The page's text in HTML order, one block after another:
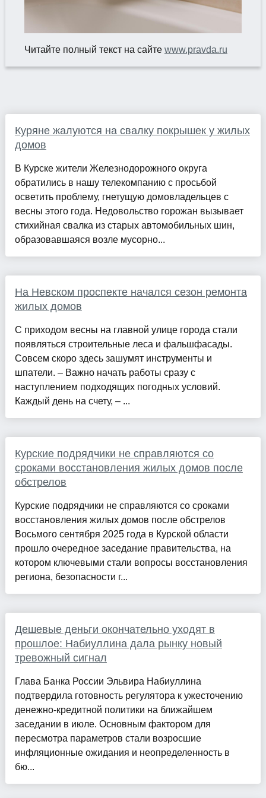
Читайте полный текст на сайте www.pravda.ru
Куряне жалуются на свалку покрышек у жилых
домов
В Курске жители Железнодорожного округа
обратились в нашу телекомпанию с просьбой
осветить проблему, гнетущую домовладельцев с
весны этого года. Недовольство горожан вызывает
стихийная свалка из старых автомобильных шин,
образовавшаяся возле мусорно...
На Невском проспекте начался сезон ремонта
жилых домов
С приходом весны на главной улице города стали
появляться строительные леса и фальшфасады.
Совсем скоро здесь зашумят инструменты и
шпатели. – Важно начать работы сразу с
наступлением подходящих погодных условий.
Каждый день на счету, – ...
Курские подрядчики не справляются со
сроками восстановления жилых домов после
обстрелов
Курские подрядчики не справляются со сроками
восстановления жилых домов после обстрелов
Восьмого сентября 2025 года в Курской области
прошло очередное заседание правительства, на
котором ключевыми стали вопросы восстановления
региона, безопасности г...
Дешевые деньги окончательно уходят в
прошлое: Набиуллина дала рынку новый
тревожный сигнал
Глава Банка России Эльвира Набиуллина
подтвердила готовность регулятора к ужесточению
денежно-кредитной политики на ближайшем
заседании в июле. Основным фактором для
пересмотра параметров стали возросшие
инфляционные ожидания и неопределенность в
бю...